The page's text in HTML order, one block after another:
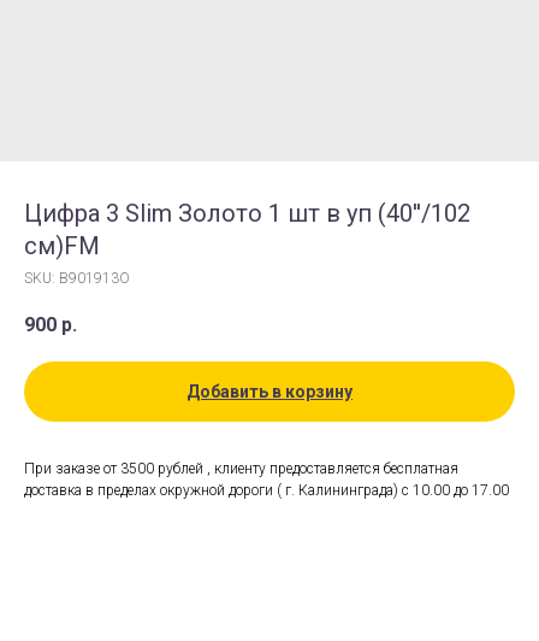
Цифра 3 Slim Золото 1 шт в уп (40''/102
см)FM
SKU: B901913O
900 р.
Добавить в корзину
При заказе от 3500 рублей , клиенту предоставляется бесплатная
доставка в пределах окружной дороги ( г. Калининграда) с 10.00 до 17.00